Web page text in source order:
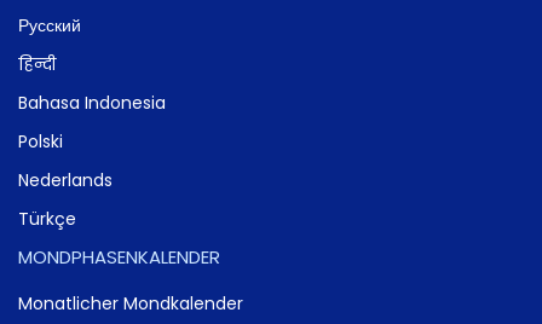
Русский
हिन्दी
Bahasa Indonesia
Polski
Nederlands
Türkçe
MONDPHASENKALENDER
Monatlicher Mondkalender